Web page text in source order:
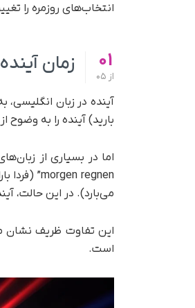
انتخاب‌های روزمره را
01
از
زمان
بارید) آینده را به‌ وضوح
می‌بارد). در این حالت،
این تفاوت ظریف نشان
است.